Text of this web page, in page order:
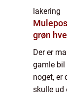
lakering
grøn
Der er
gamle bil
noget, er
skulle ud